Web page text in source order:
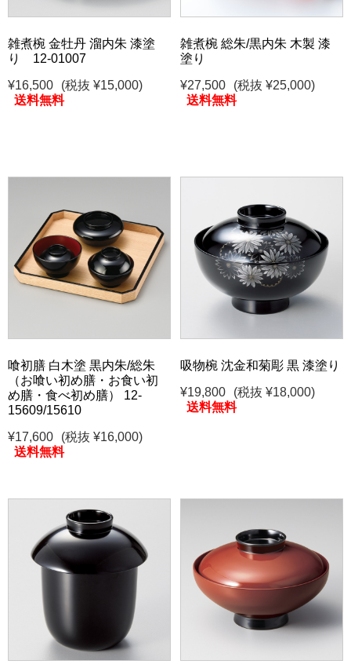
雑煮椀 金牡丹 溜内朱 漆塗
り 12-01007
¥16,500
(税抜 ¥15,000)
送料無料
雑煮椀 総朱/黒内朱 木製 漆
塗り
¥27,500
(税抜 ¥25,000)
送料無料
喰初膳 白木塗 黒内朱/総朱
（お喰い初め膳・お食い初
め膳・食べ初め膳） 12-
15609/15610
¥17,600
(税抜 ¥16,000)
送料無料
吸物椀 沈金和菊彫 黒 漆塗り
¥19,800
(税抜 ¥18,000)
送料無料